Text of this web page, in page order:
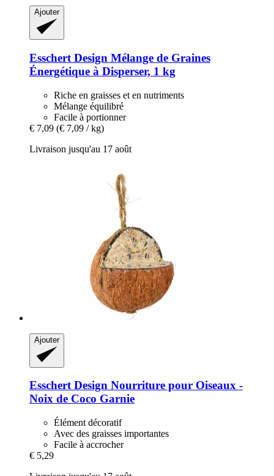
Ajouter
Esschert Design Mélange de Graines
Énergétique à Disperser, 1 kg
Riche en graisses et en nutriments
Mélange équilibré
Facile à portionner
€ 7,09 (€ 7,09 / kg)
Livraison jusqu'au 17 août
Ajouter
Esschert Design Nourriture pour Oiseaux -​
Noix de Coco Garnie
Élément décoratif
Avec des graisses importantes
Facile à accrocher
€ 5,29